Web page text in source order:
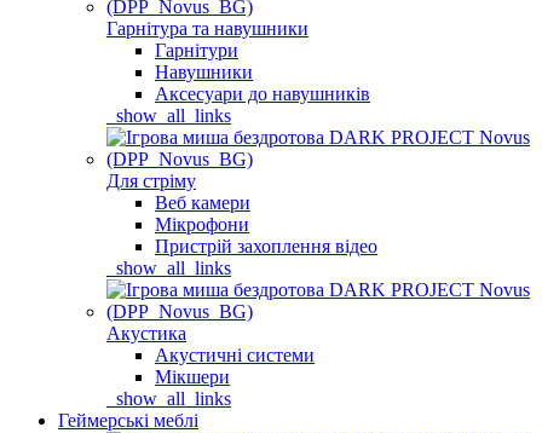
Гарнітура та навушники
Гарнітури
Навушники
Аксесуари до навушників
_show_all_links
Для стріму
Веб камери
Мікрофони
Пристрій захоплення відео
_show_all_links
Акустика
Акустичні системи
Мікшери
_show_all_links
Геймерські меблі